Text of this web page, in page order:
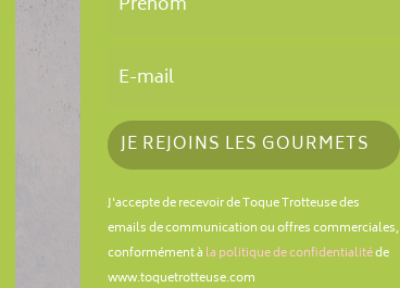
JE REJOINS LES GOURMETS
J'accepte de recevoir de Toque Trotteuse des
emails de communication ou offres commerciales,
conformément àla politique de confidentialitéde
www.toquetrotteuse.com